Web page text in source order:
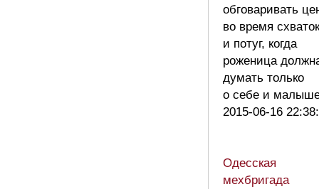
обговаривать
во время схваток
и потуг, когда
роженица
думать только
о себе и
2015-06-16
Одесская
мехбригада